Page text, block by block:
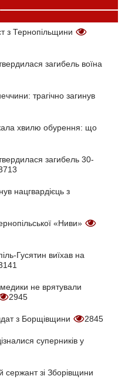
з Тернопільщини
загибель воїна
трагічно загинув
хвилю обурення: що
загибель 30-
нацгвардієць з
«Ниви»
Гусятин виїхав на
не врятували
2945
з Борщівщини 2845
суперників у
зі Зборівщини